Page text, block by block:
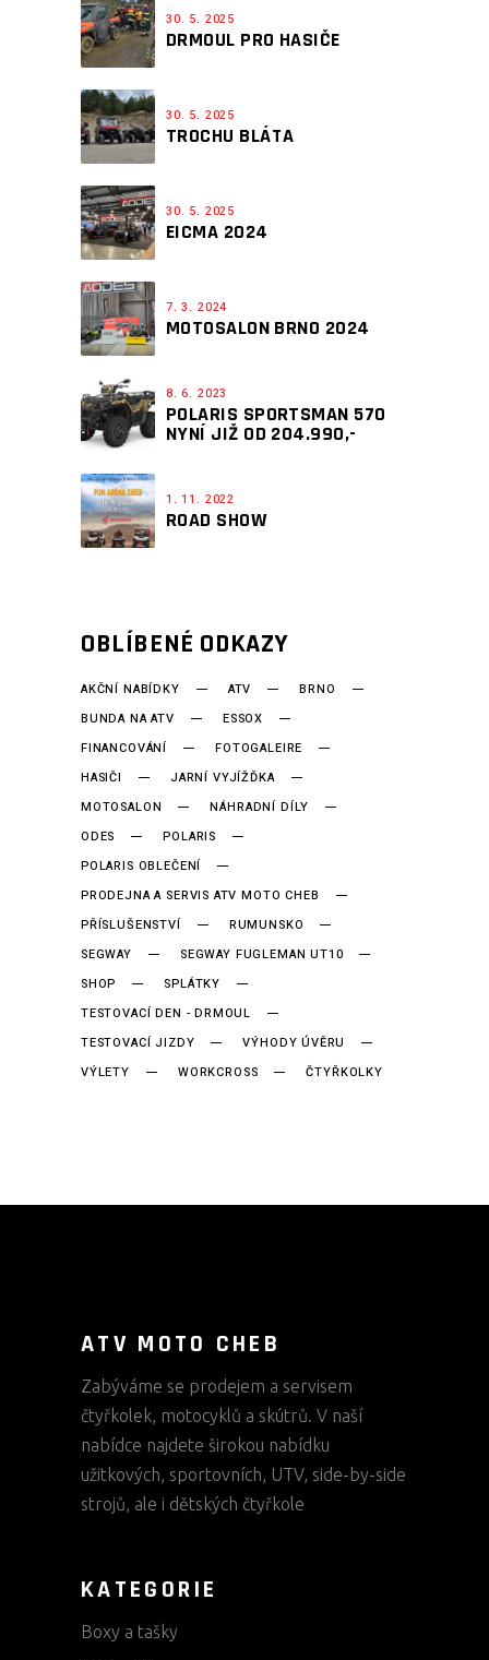
30. 5. 2025
DRMOUL PRO HASIČE
30. 5. 2025
TROCHU BLÁTA
30. 5. 2025
EICMA 2024
7. 3. 2024
MOTOSALON BRNO 2024
8. 6. 2023
POLARIS SPORTSMAN 570
NYNÍ JIŽ OD 204.990,-
1. 11. 2022
ROAD SHOW
OBLÍBENÉ ODKAZY
AKČNÍ NABÍDKY ATV
BRNO
BUNDA NA ATV
ESSOX
FINANCOVÁNÍ
FOTOGALEIRE
HASIČI
JARNÍ VYJÍŽĎKA
MOTOSALON
NÁHRADNÍ DÍLY
ODES
POLARIS
POLARIS OBLEČENÍ
PRODEJNA A SERVIS ATV MOTO CHEB
PŘÍSLUŠENSTVÍ
RUMUNSKO
SEGWAY
SEGWAY FUGLEMAN UT10
SHOP
SPLÁTKY
TESTOVACÍ DEN - DRMOUL
TESTOVACÍ JIZDY
VÝHODY ÚVĚRU
VÝLETY
WORKCROSS ČTYŘKOLKY
ATV MOTO CHEB
Zabýváme se prodejem a servisem
čtyřkolek, motocyklů a skútrů. V naší
nabídce najdete širokou nabídku
užitkových, sportovních, UTV, side-by-side
strojů, ale i dětských čtyřkole
KATEGORIE
Boxy a tašky